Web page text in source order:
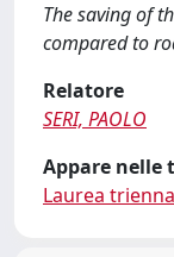
The saving of
compared to
Relatore
SERI, PAOLO
Appare nelle
Laurea